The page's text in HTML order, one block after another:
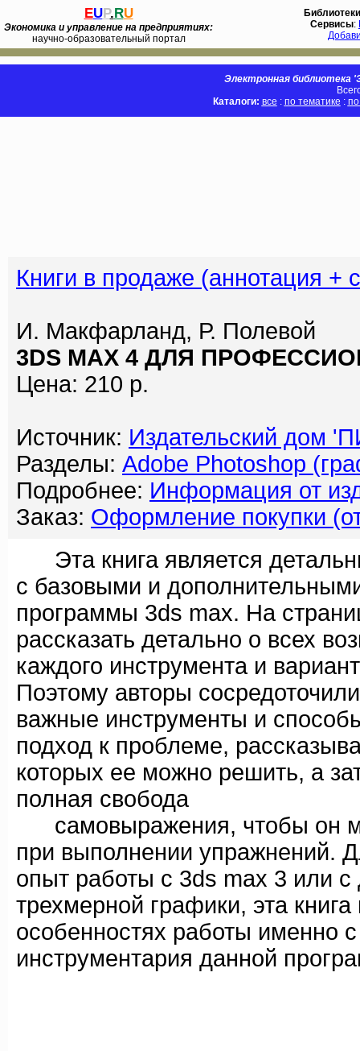
EUP.RU
Экономика и управление на предприятиях:
научно-образовательный портал
Библиотеки
Сервисы:
Электронная библиотека
Каталоги: все : по тематике :
Книги в продаже (аннотация +
И. Макфарланд, Р. Полевой
3DS MAX 4 ДЛЯ
Цена: 210 р.
Источник: Издательский дом
Разделы: Adobe Photoshop
Подробнее: Информация от
Заказ: Оформление покупки
Эта книга является
с базовыми и
программы 3ds max. На
рассказать детально о всех
каждого инструмента и
Поэтому авторы
важные инструменты и
подход к проблеме,
которых ее можно решить, а
полная свобода
самовыражения, чтобы он
при выполнении упражнений.
опыт работы с 3ds max 3 или
трехмерной графики, эта
особенностях работы именно
инструментария данной